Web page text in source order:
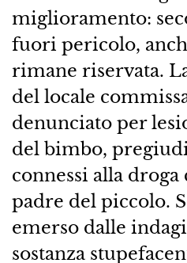
miglioramento:
fuori pericolo,
rimane riservata.
del locale
denunciato per
del bimbo,
connessi alla droga
padre del piccolo.
emerso dalle
sostanza